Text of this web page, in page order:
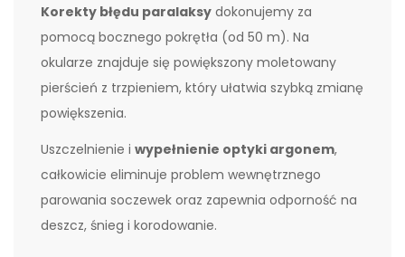
Korekty błędu paralaksy dokonujemy za
pomocą bocznego pokrętła (od 50 m). Na
okularze znajduje się powiększony moletowany
pierścień z trzpieniem, który ułatwia szybką zmianę
powiększenia.
Uszczelnienie i wypełnienie optyki argonem,
całkowicie eliminuje problem wewnętrznego
parowania soczewek oraz zapewnia odporność na
deszcz, śnieg i korodowanie.